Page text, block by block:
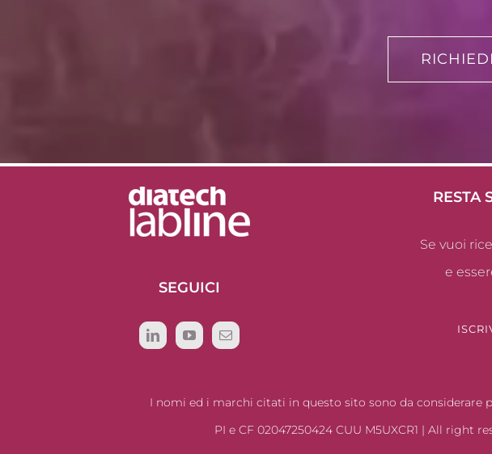
SEGUICI
RESTA
Se vuoi
e
I nomi ed i marchi citati in questo sito sono da
PI e CF 02047250424 CUU M5UXCR1 | All right